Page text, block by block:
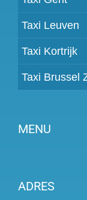
Taxi Leuven
Taxi Kortrijk
Taxi Brussel
MENU
Prijzen
ADRES